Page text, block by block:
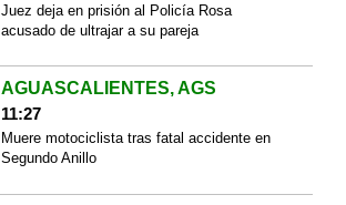
Juez deja en prisión al Policía Rosa
acusado de ultrajar a su pareja
AGUASCALIENTES, AGS
11:27
Muere motociclista tras fatal accidente en
Segundo Anillo